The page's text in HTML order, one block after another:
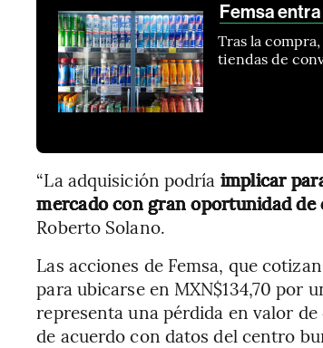
Femsa
Tras la
tiendas de
“La adquisición podría implicar
mercado con gran oportunidad
Roberto Solano.
Las acciones de Femsa, que
para ubicarse en MXN$134,70 por
representa una pérdida en valor
de acuerdo con datos del centro